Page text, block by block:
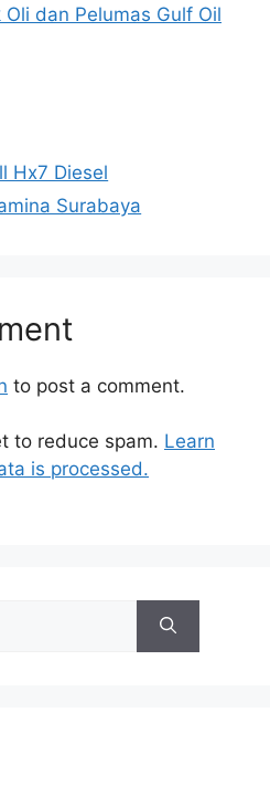
dan Pelumas Gulf Oil
Hx7 Diesel
Surabaya
to post a comment.
to reduce spam. Learn
is processed.